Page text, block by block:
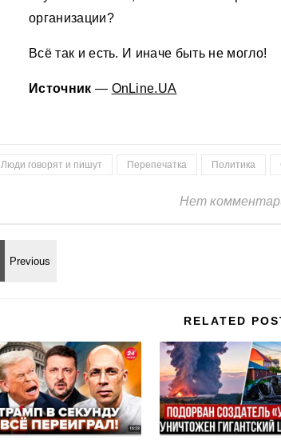
организации?
Всё так и есть. И иначе быть не могло!
Источник — OnLine.UA
Люди говорят и пишут Перепечатка Политика
Нет
RELATED